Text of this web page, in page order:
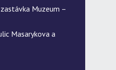
Muzeum –
Masarykova a